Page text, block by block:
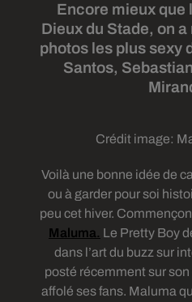
Encore mieux que
Dieux du Stade, on
photos les plus sexy
Santos,
Crédit image:
Voilà une bonne idée de
ou à garder pour soi
peu cet hiver.
Maluma. Le Pretty Boy
dans l’art du buzz sur
posté récemment sur
affolé ses fans. Maluma